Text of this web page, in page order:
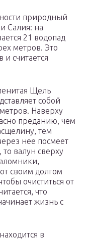
природный
Салия: на
21 водопад
метров. Это
и считается
Щель
собой
Наверху
преданию, чем
тем
нее посмеет
валун сверху
своим долгом
очиститься от
что
жизнь с
в